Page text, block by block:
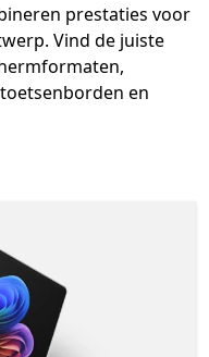
prestaties voor
Vind de juiste
en